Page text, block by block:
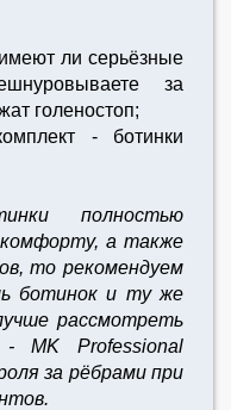
ли серьёзные
за
голеностоп;
- ботинки
полностью
комфорту, а также
то рекомендуем
ботинок и ту же
рассмотреть
MK Professional
за рёбрами при